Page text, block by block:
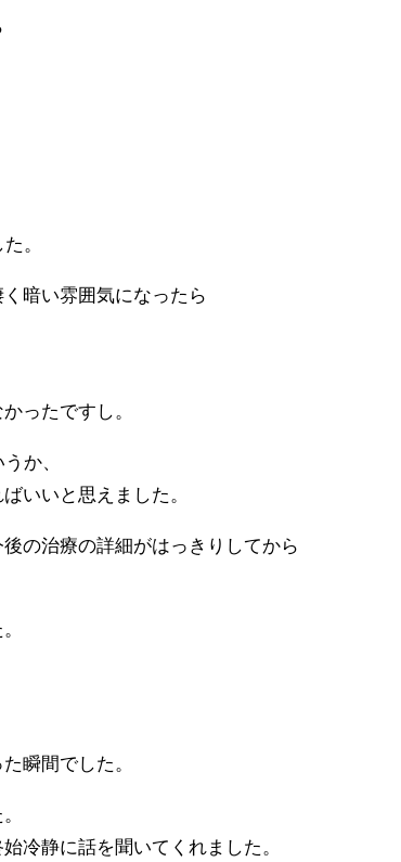
。
暗い雰囲気になったら
ったですし。
か、
いいと思えました。
の治療の詳細がはっきりしてから
瞬間でした。
冷静に話を聞いてくれました。